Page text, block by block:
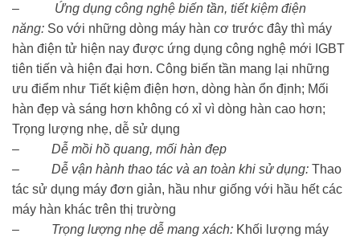
–
Ứng dụng công nghệ biến tần, tiết kiệm điện
năng: So với những dòng máy hàn cơ trước đây thì máy
hàn điện tử hiện nay được ứng dụng công nghệ mới IGBT
tiên tiến và hiện đại hơn. Công biến tần mang lại những
ưu điểm như Tiết kiệm điện hơn, dòng hàn ổn định; Mối
hàn đẹp và sáng hơn không có xỉ vì dòng hàn cao hơn;
Trọng lượng nhẹ, dễ sử dụng
– Dễ mồi hồ quang, mối hàn đẹp
– Dễ vận hành thao tác và an toàn khi sử dụng: Thao
tác sử dụng máy đơn giản, hầu như giống với hầu hết các
máy hàn khác trên thị trường
– Trọng lượng nhẹ dễ mang xách: Khối lượng máy